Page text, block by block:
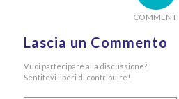
COMMENTI
Lascia un Commento
Vuoi partecipare alla discussione?
Sentitevi liberi di contribuire!